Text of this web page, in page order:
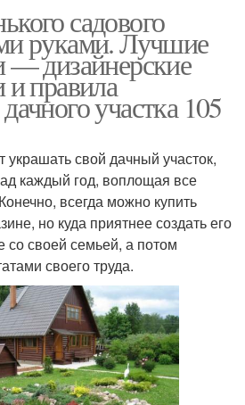
садового
руками. Лучшие
— дизайнерские
и правила
участка 105
свой дачный участок,
каждый год, воплощая все
всегда можно купить
но куда приятнее создать его
со своей семьей, а потом
своего труда.